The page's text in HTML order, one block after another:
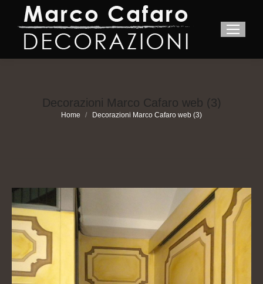
Decorazioni Marco Cafaro web (3)
You are here:
Home Decorazioni Marco Cafaro web (3)